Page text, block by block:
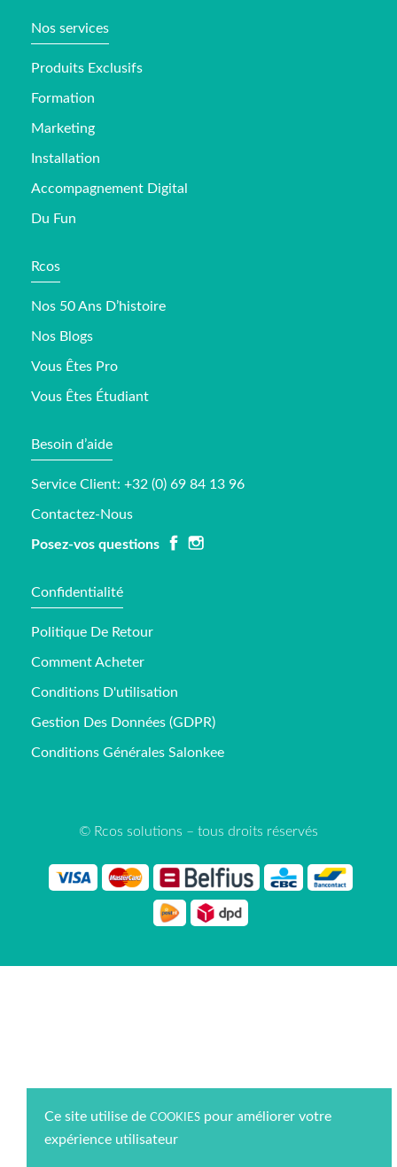
Ce site utilise de COOKIES pour améliorer votre
expérience utilisateur
Nos services
Produits Exclusifs
Formation
Marketing
Installation
Accompagnement Digital
Du Fun
Rcos
Nos 50 Ans D’histoire
Nos Blogs
Vous Êtes Pro
Vous Êtes Étudiant
Besoin d’aide
Service Client: +32 (0) 69 84 13 96
Contactez-Nous
Posez-vos questions
Confidentialité
Politique De Retour
Comment Acheter
Conditions D'utilisation
Gestion Des Données (GDPR)
Conditions Générales Salonkee
© Rcos solutions – tous droits réservés